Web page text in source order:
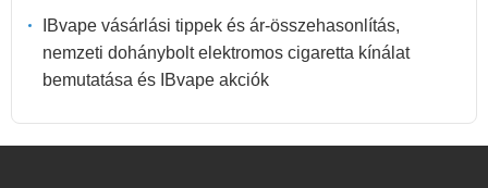
IBvape vásárlási tippek és ár-összehasonlítás,
nemzeti dohánybolt elektromos cigaretta kínálat
bemutatása és IBvape akciók